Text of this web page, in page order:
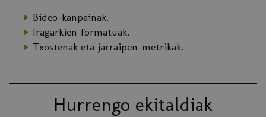
Bideo-kanpainak.
Iragarkien formatuak.
Txostenak eta jarraipen-metrikak.
Hurrengo ekitaldiak